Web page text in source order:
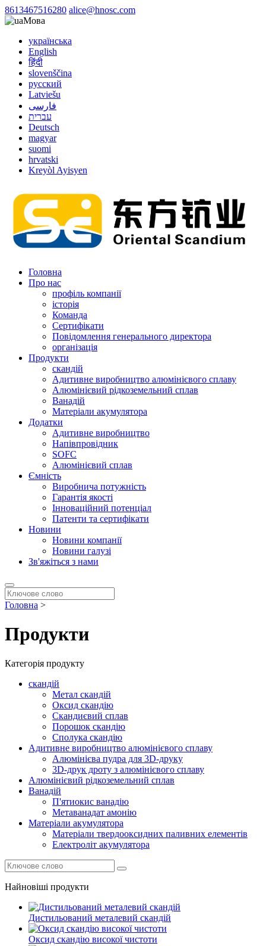
8613467516280 alice@hnosc.com
Мова
українська
English
हिंदी
slovenščina
русский
Latviešu
فارسی
עברית
Deutsch
magyar
suomi
hrvatski
Kreyòl Ayisyen
Головна
Про нас
профіль компанії
історія
Команда
Сертифікати
Повідомлення генерального директора
організація
Продукти
скандій
Адитивне виробництво алюмінієвого сплаву
Алюмінієвий рідкоземельний сплав
Ванадій
Матеріали акумулятора
Додатки
Адитивне виробництво
Напівпровідник
SOFC
Алюмінієвий сплав
Ємність
Виробнича потужність
Гарантія якості
Інноваційний потенціал
Патенти та сертифікати
Новини
Новини компанії
Новини галузі
Зв'яжіться з нами
Головна >
Продукти
Категорія продукту
скандій
Метал скандій
Оксид скандію
Скандиєвий сплав
Порошок скандію
Сполука скандію
Адитивне виробництво алюмінієвого сплаву
Алюмінієва пудра для 3D-друку
3D-друк дроту з алюмінієвого сплаву
Алюмінієвий рідкоземельний сплав
Ванадій
П'ятиокис ванадію
Метаванадат амонію
Матеріали акумулятора
Матеріали твердооксидних паливних елементів
Електроліт акумулятора
Найновіші продукти
Дистильований металевий скандій
Оксид скандію високої чистоти